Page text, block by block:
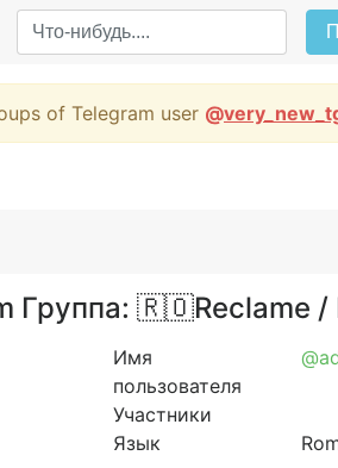
of Telegram user @
Группа: 🇷🇴Reclame /
Имя
пользователя
Участники
Язык